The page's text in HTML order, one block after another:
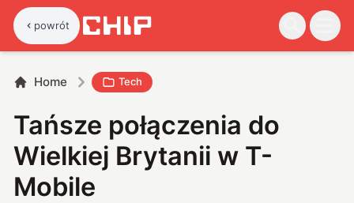
powrót
Home Tech
Tańsze połączenia do
Wielkiej Brytanii w T-
Mobile